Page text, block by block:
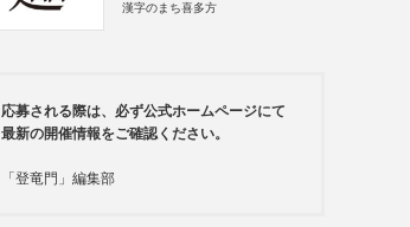
漢字のまち喜多方
応募される際は、必ず公式ホームページにて
最新の開催情報をご確認ください。
「登竜門」編集部